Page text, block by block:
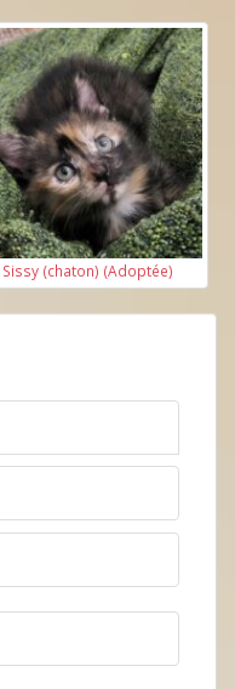
Sissy (chaton) (Adoptée)